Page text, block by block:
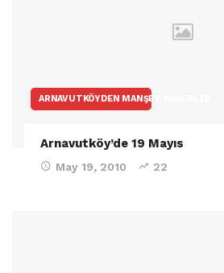
ARNAVUTKÖYDEN MANŞET HABERLER
Arnavutköy’de 19 Mayıs
May 19, 2010 22